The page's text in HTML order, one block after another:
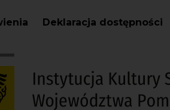
Deklaracja dostępności